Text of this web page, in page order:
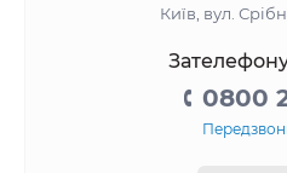
Київ, вул.
0800